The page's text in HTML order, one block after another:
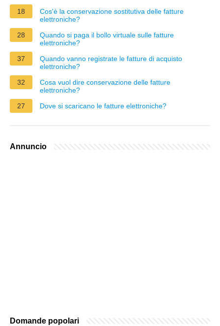
18
Cos'è la conservazione sostitutiva delle fatture
elettroniche?
28
Quando si paga il bollo virtuale sulle fatture
elettroniche?
37
Quando vanno registrate le fatture di acquisto
elettroniche?
32
Cosa vuol dire conservazione delle fatture
elettroniche?
27
Dove si scaricano le fatture elettroniche?
Annuncio
Domande popolari